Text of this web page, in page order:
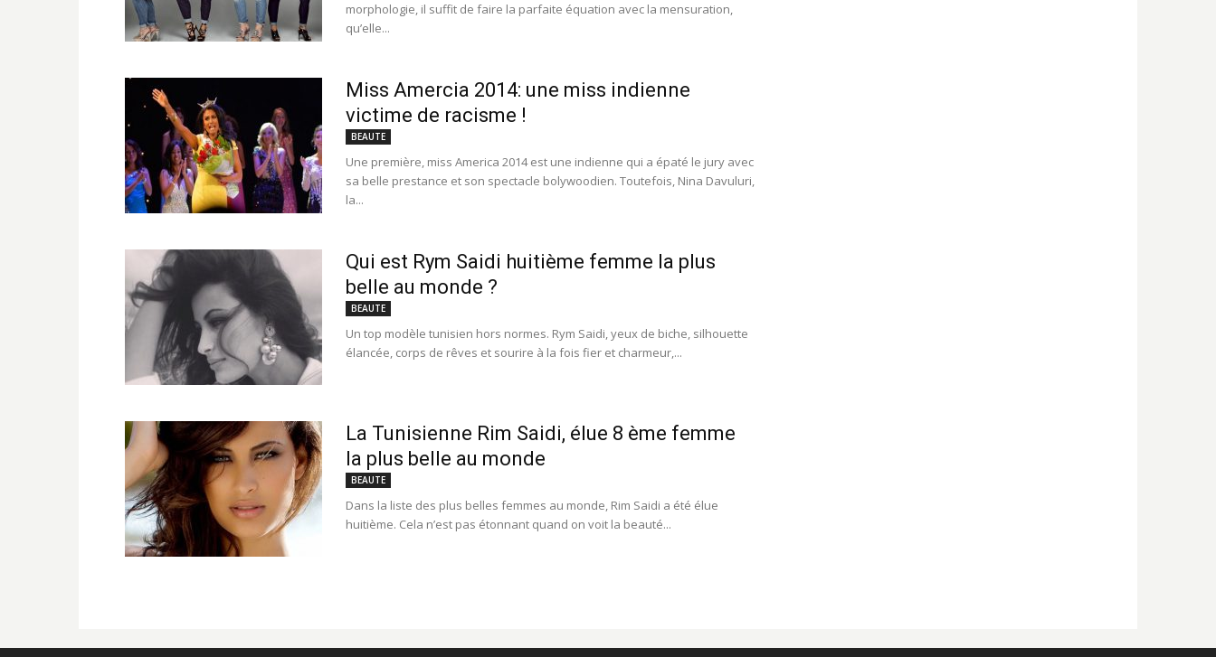
morphologie, il suffit de faire la parfaite équation avec la mensuration,
qu’elle...
Miss Amercia 2014: une miss indienne
victime de racisme !
BEAUTE
Une première, miss America 2014 est une indienne qui a épaté le jury avec
sa belle prestance et son spectacle bolywoodien. Toutefois, Nina Davuluri,
la...
Qui est Rym Saidi huitième femme la plus
belle au monde ?
BEAUTE
Un top modèle tunisien hors normes. Rym Saidi, yeux de biche, silhouette
élancée, corps de rêves et sourire à la fois fier et charmeur,...
La Tunisienne Rim Saidi, élue 8 ème femme
la plus belle au monde
BEAUTE
Dans la liste des plus belles femmes au monde, Rim Saidi a été élue
huitième. Cela n’est pas étonnant quand on voit la beauté...